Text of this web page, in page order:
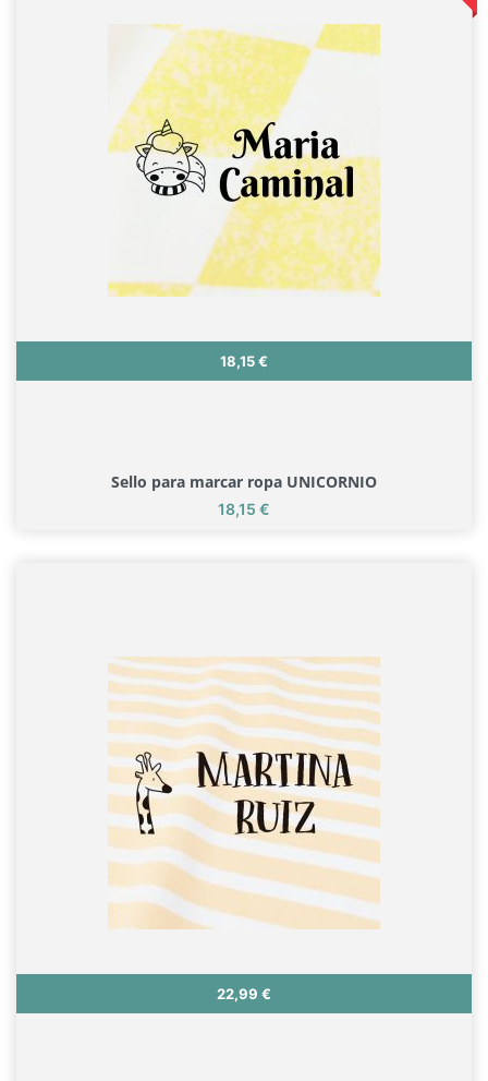
Precio
18,15 €
Sello para marcar ropa UNICORNIO
Precio
18,15 €
Precio
22,99 €